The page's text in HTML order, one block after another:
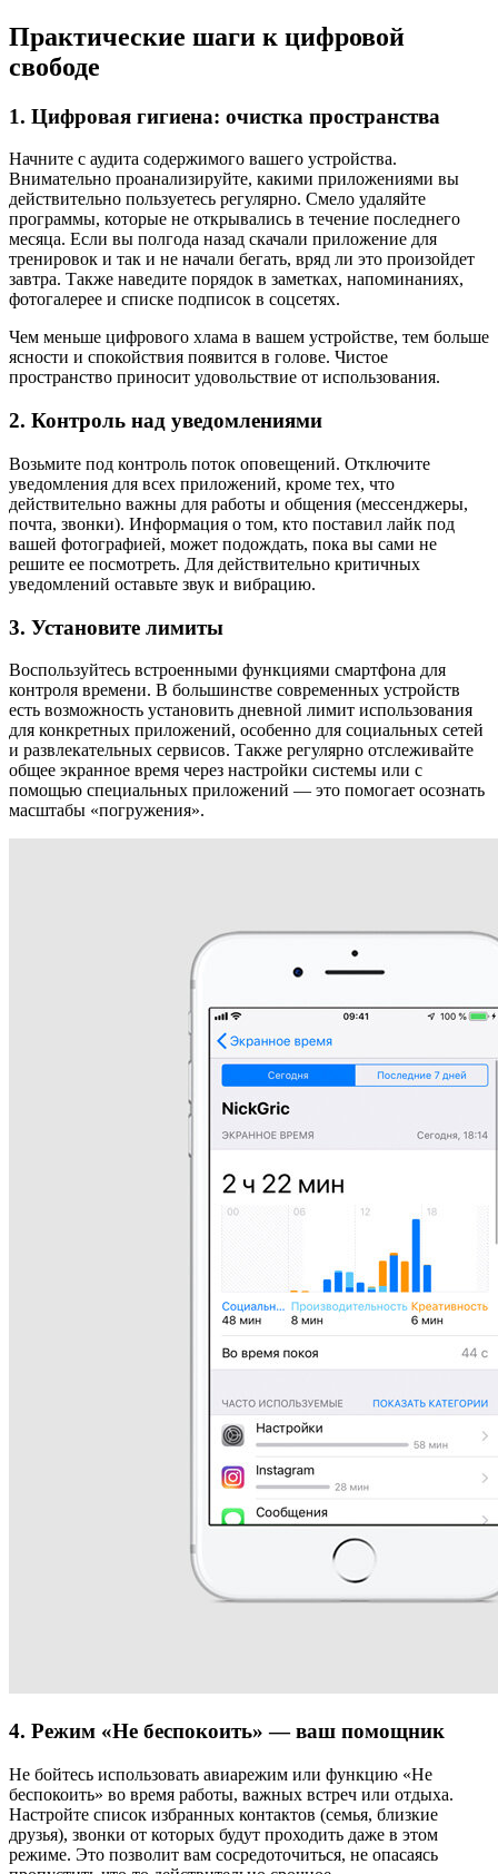
Практические шаги к цифровой
свободе
1. Цифровая гигиена: очистка пространства
Начните с аудита содержимого вашего устройства.
Внимательно проанализируйте, какими приложениями вы
действительно пользуетесь регулярно. Смело удаляйте
программы, которые не открывались в течение последнего
месяца. Если вы полгода назад скачали приложение для
тренировок и так и не начали бегать, вряд ли это произойдет
завтра. Также наведите порядок в заметках, напоминаниях,
фотогалерее и списке подписок в соцсетях.
Чем меньше цифрового хлама в вашем устройстве, тем больше
ясности и спокойствия появится в голове. Чистое
пространство приносит удовольствие от использования.
2. Контроль над уведомлениями
Возьмите под контроль поток оповещений. Отключите
уведомления для всех приложений, кроме тех, что
действительно важны для работы и общения (мессенджеры,
почта, звонки). Информация о том, кто поставил лайк под
вашей фотографией, может подождать, пока вы сами не
решите ее посмотреть. Для действительно критичных
уведомлений оставьте звук и вибрацию.
3. Установите лимиты
Воспользуйтесь встроенными функциями смартфона для
контроля времени. В большинстве современных устройств
есть возможность установить дневной лимит использования
для конкретных приложений, особенно для социальных сетей
и развлекательных сервисов. Также регулярно отслеживайте
общее экранное время через настройки системы или с
помощью специальных приложений — это помогает осознать
масштабы «погружения».
4. Режим «Не беспокоить» — ваш помощник
Не бойтесь использовать авиарежим или функцию «Не
беспокоить» во время работы, важных встреч или отдыха.
Настройте список избранных контактов (семья, близкие
друзья), звонки от которых будут проходить даже в этом
режиме. Это позволит вам сосредоточиться, не опасаясь